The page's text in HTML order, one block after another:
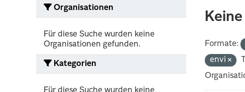
Organisationen
Für diese Suche wurden keine
Organisationen gefunden.
Kategorien
Für diese Suche wurden keine
Formate:
envi